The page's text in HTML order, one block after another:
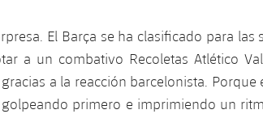
El Barça se ha clasificado para las
a un combativo Recoletas Atlético
a la reacción barcelonista. Porque
primero e imprimiendo un